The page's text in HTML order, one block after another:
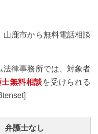
鹿市から無料電話相談
法律事務所では、対象者
無料相談を受けられる
弁護士なし